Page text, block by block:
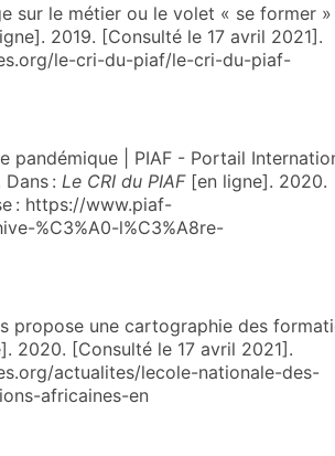
sur le métier ou le volet « se former
2019. [Consulté le 17 avril 2021].
le-cri-du-piaf/le-cri-du-piaf-
pandémique | PIAF - Portail
: Le CRI du PIAF[en ligne]. 2020.
: https://www.piaf-
%C3%A0-l%C3%A8re-
propose une cartographie des
2020. [Consulté le 17 avril 2021].
actualites/lecole-nationale-des-
africaines-en